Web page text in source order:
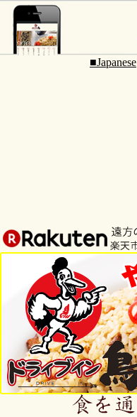
■Japanese